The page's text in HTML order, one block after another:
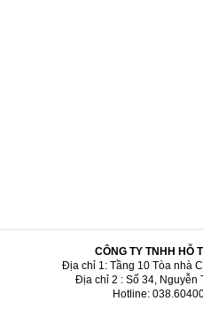
CÔNG TY TNHH HỖ
Địa chỉ 1: Tầng 10 Tòa nhà
Địa chỉ 2 : Số 34, Nguyễn
Hotline: